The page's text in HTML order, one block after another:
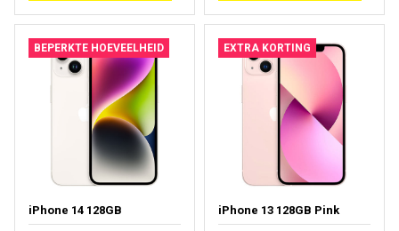
BEPERKTE HOEVEELHEID
iPhone 14 128GB
EXTRA KORTING
iPhone 13 128GB Pink